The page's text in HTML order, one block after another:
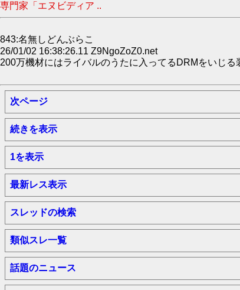
専門家「エヌビディア ..
843:名無しどんぶらこ
26/01/02 16:38:26.11 Z9NgoZoZ0.net
200万機材にはライバルのうたに入ってるDRMをいじ
次ページ
続きを表示
1を表示
最新レス表示
スレッドの検索
類似スレ一覧
話題のニュース